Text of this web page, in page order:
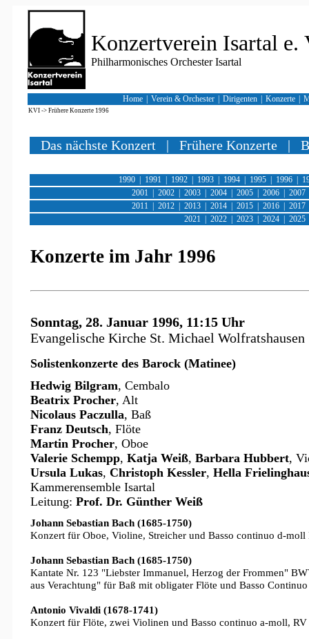
Konzertverein Isartal e.
Philharmonisches Orchester Isartal
Home Verein & Orchester Dirigenten Konzerte
KVI-> Frühere Konzerte 1996
Das nächste Konzert | Frühere Konzerte |
1990 1991 1992 1993 1994 1995 1996
2001
2002 2003 2004 2005 2006 2007
2011
2012 2013 2014 2015 2016 2017
2021
2022 2023 2024 2025
Konzerte im Jahr 1996
Sonntag, 28. Januar 1996, 11:15 Uhr
Evangelische Kirche St. Michael Wolfratshausen
Solistenkonzerte des Barock (Matinee)
Hedwig Bilgram, Cembalo
Beatrix Procher, Alt
Nicolaus Paczulla, Baß
Franz Deutsch, Flöte
Martin Procher, Oboe
Valerie Schempp, Katja Weiß, Barbara Hubbert,
Ursula Lukas, Christoph Kessler, Hella
Kammerensemble Isartal
Leitung: Prof. Dr. Günther Weiß
Johann Sebastian Bach (1685-1750)
Konzert für Oboe, Violine, Streicher und Basso continuo d-
Johann Sebastian Bach (1685-1750)
Kantate Nr. 123 "Liebster Immanuel, Herzog der Frommen"
aus Verachtung" für Baß mit obligater Flöte und Basso Continuo
Antonio Vivaldi (1678-1741)
Konzert für Flöte, zwei Violinen und Basso continuo a-moll,